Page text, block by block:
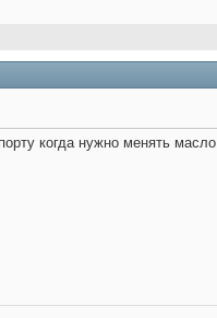
когда нужно менять масло